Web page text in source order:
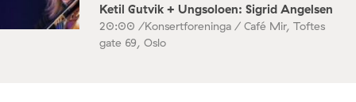
Ketil Gutvik + Ungsoloen: Sigrid Angelsen
20:00 /Konsertforeninga / Café Mir, Toftes
gate 69, Oslo